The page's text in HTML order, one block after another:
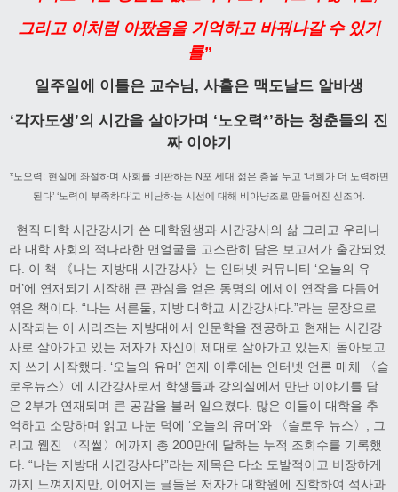
그리고 이처럼 아팠음을 기억하고 바꿔나갈 수 있기
를”
일주일에 이틀은 교수님, 사흘은 맥도날드 알바생
‘각자도생’의 시간을 살아가며 ‘노오력*’하는 청춘들의 진
짜 이야기
*노오력: 현실에 좌절하며 사회를 비판하는 N포 세대 젊은 층을 두고 ‘너희가 더 노력하면
된다’ ‘노력이 부족하다’고 비난하는 시선에 대해 비아냥조로 만들어진 신조어.
현직 대학 시간강사가 쓴 대학원생과 시간강사의 삶 그리고 우리나
라 대학 사회의 적나라한 맨얼굴을 고스란히 담은 보고서가 출간되었
다. 이 책 《나는 지방대 시간강사》는 인터넷 커뮤니티 ‘오늘의 유
머’에 연재되기 시작해 큰 관심을 얻은 동명의 에세이 연작을 다듬어
엮은 책이다. “나는 서른둘, 지방 대학교 시간강사다.”라는 문장으로
시작되는 이 시리즈는 지방대에서 인문학을 전공하고 현재는 시간강
사로 살아가고 있는 저자가 자신이 제대로 살아가고 있는지 돌아보고
자 쓰기 시작했다. ‘오늘의 유머’ 연재 이후에는 인터넷 언론 매체 〈슬
로우뉴스〉에 시간강사로서 학생들과 강의실에서 만난 이야기를 담
은 2부가 연재되며 큰 공감을 불러 일으켰다. 많은 이들이 대학을 추
억하고 소망하며 읽고 나눈 덕에 ‘오늘의 유머’와 〈슬로우 뉴스〉, 그
리고 웹진 〈직썰〉에까지 총 200만에 달하는 누적 조회수를 기록했
다. “나는 지방대 시간강사다”라는 제목은 다소 도발적이고 비장하게
까지 느껴지지만, 이어지는 글들은 저자가 대학원에 진학하여 석사과